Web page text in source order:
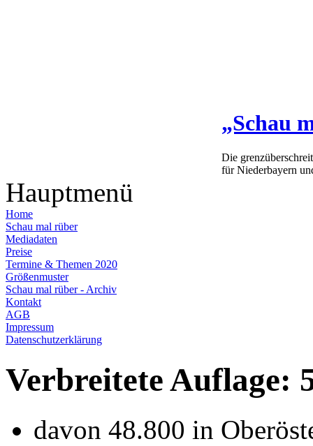
„Schau
Die
für Niederbayern
Hauptmenü
Home
Schau mal rüber
Mediadaten
Preise
Termine & Themen 2020
Größenmuster
Schau mal rüber - Archiv
Kontakt
AGB
Impressum
Datenschutzerklärung
Verbreitete Auflage:
davon 48.800 in